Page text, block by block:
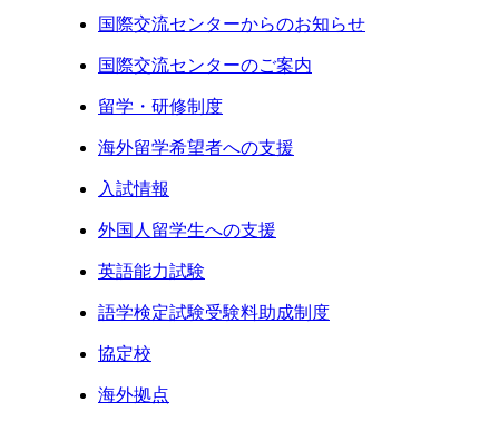
国際交流センターからのお知らせ
国際交流センターのご案内
留学・研修制度
海外留学希望者への支援
入試情報
外国人留学生への支援
英語能力試験
語学検定試験受験料助成制度
協定校
海外拠点